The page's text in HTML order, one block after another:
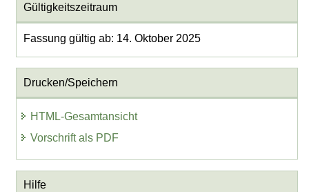
Gültigkeitszeitraum
Fassung gültig ab: 14. Oktober 2025
Drucken/Speichern
HTML-Gesamtansicht
Vorschrift als PDF
Hilfe